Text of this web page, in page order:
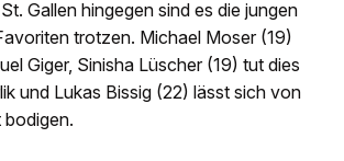
Gallen hingegen sind es die jungen
trotzen. Michael Moser (19)
Giger, Sinisha Lüscher (19) tut dies
und Lukas Bissig (22) lässt sich von
bodigen.